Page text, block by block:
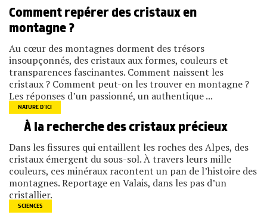
Comment repérer des cristaux en
montagne ?
Au cœur des montagnes dorment des trésors
insoupçonnés, des cristaux aux formes, couleurs et
transparences fascinantes. Comment naissent les
cristaux ? Comment peut-on les trouver en montagne ?
Les réponses d’un passionné, un authentique ...
NATURE D’ICI
À la recherche des cristaux précieux
Dans les fissures qui entaillent les roches des Alpes, des
cristaux émergent du sous-sol. À travers leurs mille
couleurs, ces minéraux racontent un pan de l’histoire des
montagnes. Reportage en Valais, dans les pas d’un
cristallier.
SCIENCES